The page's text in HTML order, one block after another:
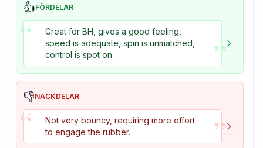
👍FÖRDELAR
“
Great for BH, gives a good feeling,
speed is adequate, spin is unmatched,
control is spot on.
”
👎NACKDELAR
“
Not very bouncy, requiring more effort
to engage the rubber.
”